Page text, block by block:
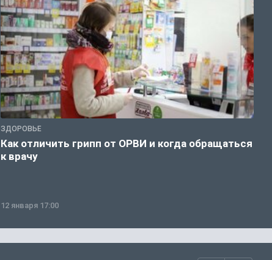
ЗДОРОВЬЕ
Как отличить грипп от ОРВИ и когда обращаться
к врачу
12 января 17:00